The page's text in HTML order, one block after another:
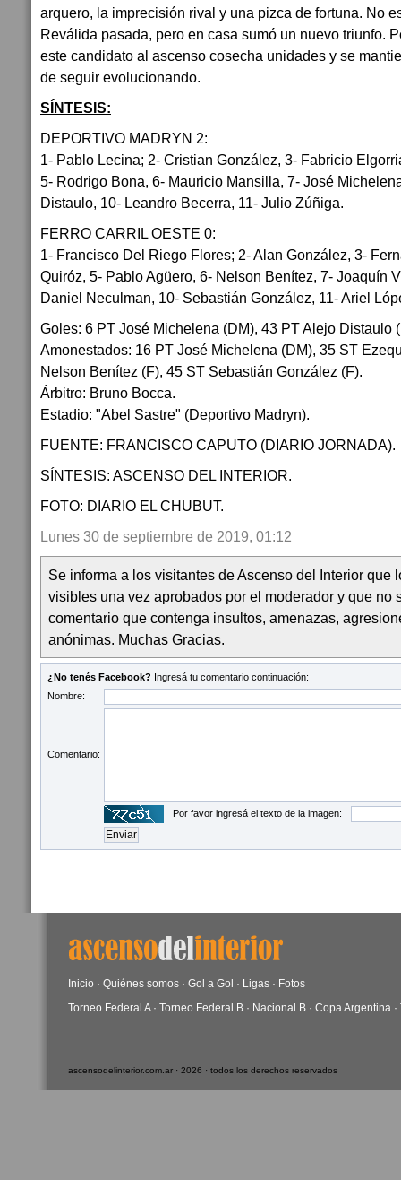
arquero, la imprecisión rival y una pizca de fortuna. No
Reválida pasada, pero en casa sumó un nuevo triunfo.
este candidato al ascenso cosecha unidades y se
de seguir evolucionando.
SÍNTESIS:
DEPORTIVO MADRYN 2:
1- Pablo Lecina; 2- Cristian González, 3- Fabricio
5- Rodrigo Bona, 6- Mauricio Mansilla, 7- José
Distaulo, 10- Leandro Becerra, 11- Julio Zúñiga.
FERRO CARRIL OESTE 0:
1- Francisco Del Riego Flores; 2- Alan González, 3-
Quiróz, 5- Pablo Agüero, 6- Nelson Benítez, 7- Joaquín
Daniel Neculman, 10- Sebastián González, 11- Ariel
Goles: 6 PT José Michelena (DM), 43 PT Alejo Distaulo
Amonestados: 16 PT José Michelena (DM), 35 ST
Nelson Benítez (F), 45 ST Sebastián González (F).
Árbitro: Bruno Bocca.
Estadio: "Abel Sastre" (Deportivo Madryn).
FUENTE: FRANCISCO CAPUTO (DIARIO JORNADA).
SÍNTESIS: ASCENSO DEL INTERIOR.
FOTO: DIARIO EL CHUBUT.
Lunes 30 de septiembre de 2019, 01:12
Se informa a los visitantes de Ascenso del Interior que
visibles una vez aprobados por el moderador y que no
comentario que contenga insultos, amenazas,
anónimas. Muchas Gracias.
¿No tenés Facebook? Ingresá tu comentario continuación:
Nombre:
Comentario:
Por favor ingresá el texto de la imagen:
Inicio · Quiénes somos · Gol a Gol · Ligas · Fotos
Torneo Federal A· Torneo Federal B · Nacional B · Copa Argentina ·
ascensodelinterior.com.ar · 2026 · todos los derechos reservados